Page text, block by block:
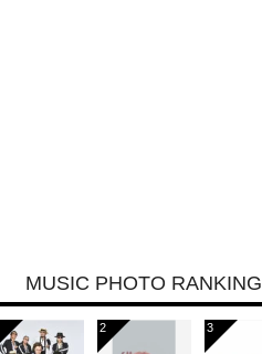
MUSIC PHOTO RANKING